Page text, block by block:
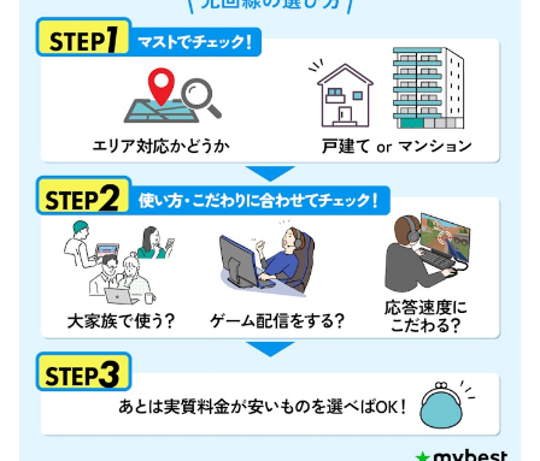
東京都の光回線全92選おすすめ人気ランキング